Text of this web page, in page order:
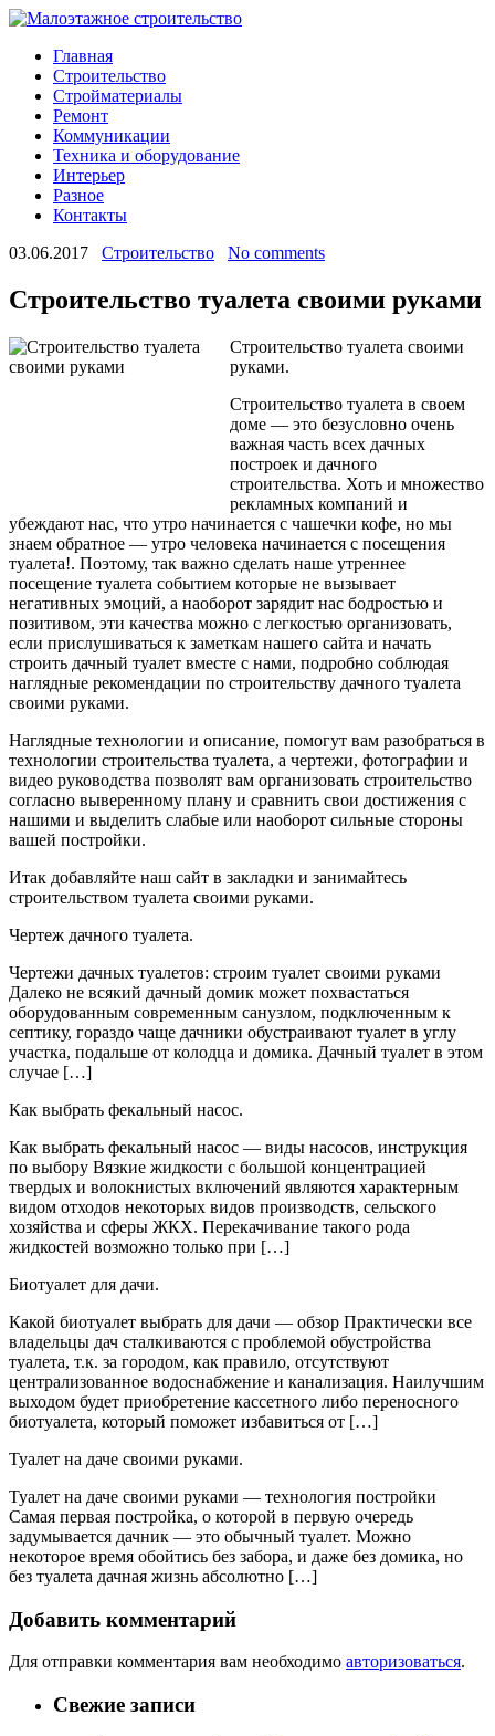
Главная
Строительство
Стройматериалы
Ремонт
Коммуникации
Техника и оборудование
Интерьер
Разное
Контакты
03.06.2017
Строительство No comments
Строительство туалета своими руками
Строительство туалета своими
руками.
Строительство туалета в своем
доме — это безусловно очень
важная часть всех дачных
построек и дачного
строительства. Хоть и множество
рекламных компаний и
убеждают нас, что утро начинается с чашечки кофе, но мы
знаем обратное — утро человека начинается с посещения
туалета!. Поэтому, так важно сделать наше утреннее
посещение туалета событием которые не вызывает
негативных эмоций, а наоборот зарядит нас бодростью и
позитивом, эти качества можно с легкостью организовать,
если прислушиваться к заметкам нашего сайта и начать
строить дачный туалет вместе с нами, подробно соблюдая
наглядные рекомендации по строительству дачного туалета
своими руками.
Наглядные технологии и описание, помогут вам разобраться в
технологии строительства туалета, а чертежи, фотографии и
видео руководства позволят вам организовать строительство
согласно выверенному плану и сравнить свои достижения с
нашими и выделить слабые или наоборот сильные стороны
вашей постройки.
Итак добавляйте наш сайт в закладки и занимайтесь
строительством туалета своими руками.
Чертеж дачного туалета.
Чертежи дачных туалетов: строим туалет своими руками
Далеко не всякий дачный домик может похвастаться
оборудованным современным санузлом, подключенным к
септику, гораздо чаще дачники обустраивают туалет в углу
участка, подальше от колодца и домика. Дачный туалет в этом
случае […]
Как выбрать фекальный насос.
Как выбрать фекальный насос — виды насосов, инструкция
по выбору Вязкие жидкости с большой концентрацией
твердых и волокнистых включений являются характерным
видом отходов некоторых видов производств, сельского
хозяйства и сферы ЖКХ. Перекачивание такого рода
жидкостей возможно только при […]
Биотуалет для дачи.
Какой биотуалет выбрать для дачи — обзор Практически все
владельцы дач сталкиваются с проблемой обустройства
туалета, т.к. за городом, как правило, отсутствуют
централизованное водоснабжение и канализация. Наилучшим
выходом будет приобретение кассетного либо переносного
биотуалета, который поможет избавиться от […]
Туалет на даче своими руками.
Туалет на даче своими руками — технология постройки
Самая первая постройка, о которой в первую очередь
задумывается дачник — это обычный туалет. Можно
некоторое время обойтись без забора, и даже без домика, но
без туалета дачная жизнь абсолютно […]
Добавить комментарий
Для отправки комментария вам необходимо авторизоваться.
Свежие записи